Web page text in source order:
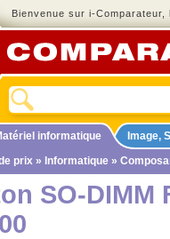
Bienvenue sur i-
informatique Image,
prix » Informatique »
SO-DIMM